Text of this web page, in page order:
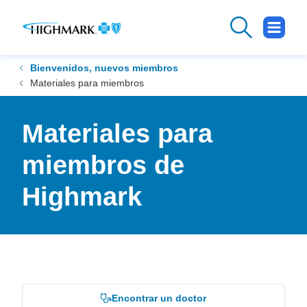
Se
en
una
ventana
Bienvenidos, nuevos miembros
Materiales para miembros
Materiales para
miembros de
Highmark
Encontrar un doctor